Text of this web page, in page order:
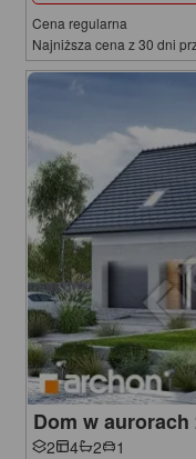
Cena regularna
Najniższa cena z 30 dni
Dom w aurorach
2 4 2 1